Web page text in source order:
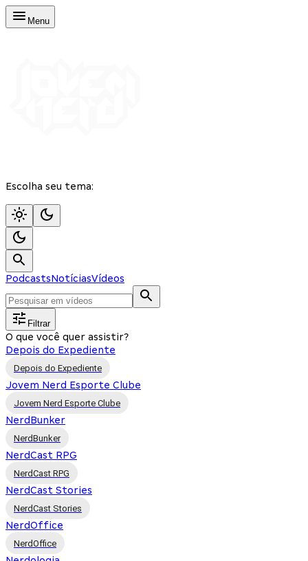
Menu
Escolha seu tema:
PodcastsNotíciasVídeos
Filtrar
O que você quer assistir?
Depois do Expediente
Depois do Expediente
Jovem Nerd Esporte Clube
Jovem Nerd Esporte Clube
NerdBunker
NerdBunker
NerdCast RPG
NerdCast RPG
NerdCast Stories
NerdCast Stories
NerdOffice
NerdOffice